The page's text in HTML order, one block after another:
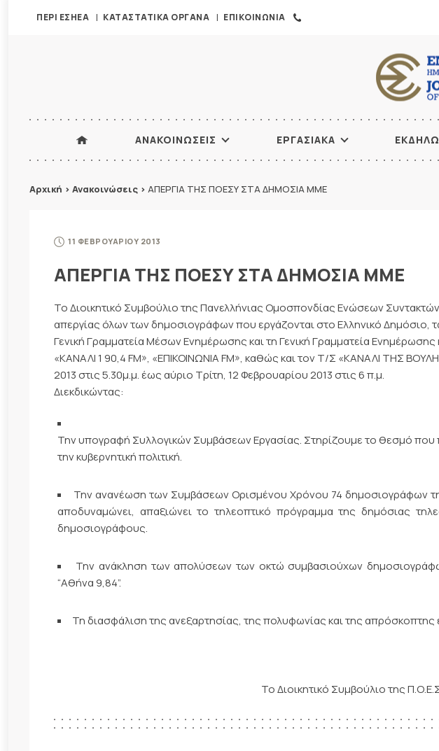
ΠΕΡΙ ΕΣΗΕΑ ΚΑΤΑΣΤΑΤΙΚΑ ΟΡΓΑΝΑ ΕΠΙΚΟΙΝΩΝΙΑ
ΑΝΑΚΟΙΝΩΣΕΙΣ ΕΡΓΑΣΙΑΚΑ
Αρχική > Ανακοινώσεις > ΑΠΕΡΓΙΑ ΤΗΣ ΠΟΕΣΥ ΣΤΑ ΔΗΜΟΣΙΑ ΜΜΕ
11 ΦΕΒΡΟΥΑΡΙΟΥ 2013
ΑΠΕΡΓΙΑ ΤΗΣ ΠΟΕΣΥ ΣΤΑ ΔΗΜΟΣΙΑ ΜΜΕ
Το Διοικητικό Συμβούλιο της Πανελλήνιας Ομοσπονδίας Ενώσεων
απεργίας όλων των δημοσιογράφων που εργάζονται στο Ελληνικό
Γενική Γραμματεία Μέσων Ενημέρωσης και τη Γενική Γραμματεία
«ΚΑΝΑΛΙ 1 90,4 FM», «ΕΠΙΚΟΙΝΩΝΙΑ FM», καθώς και τον Τ/Σ «ΚΑΝΑΛΙ ΤΗΣ
2013 στις 5.30μ.μ. έως αύριο Τρίτη, 12 Φεβρουαρίου 2013 στις 6 π.μ.
Διεκδικώντας:
Την υπογραφή Συλλογικών Συμβάσεων Εργασίας. Στηρίζουμε το θεσμό που
την κυβερνητική πολιτική.
Την ανανέωση των Συμβάσεων Ορισμένου Χρόνου 74 δημοσιογράφων
αποδυναμώνει, απαξιώνει το τηλεοπτικό πρόγραμμα της δημόσιας
δημοσιογράφους.
Την ανάκληση των απολύσεων των οκτώ συμβασιούχων
“Αθήνα 9,84”.
Τη διασφάλιση της ανεξαρτησίας, της πολυφωνίας και της
Το Διοικητικό Συμβούλιο της